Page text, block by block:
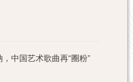
，中国艺术歌曲再“圈粉”